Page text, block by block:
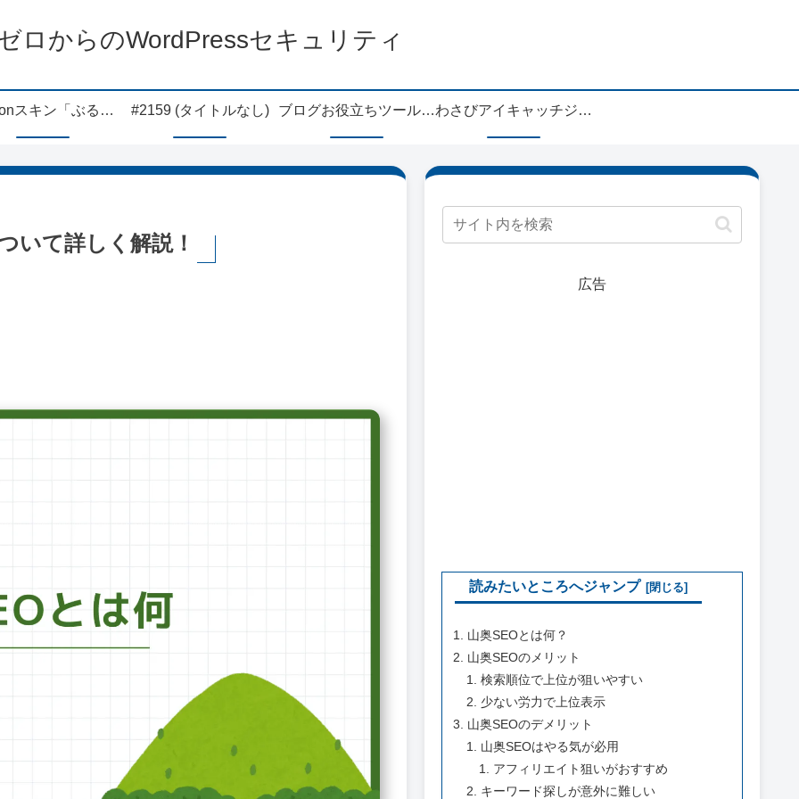
ロからのWordPressセキュリティ
Cocoonスキン「ぶるちょ」 #2159 (タイトルなし) ブログお役立ちツールーわしゃび わさびアイキャッチジェネレーターアップデート情報
いて詳しく解説！
広告
読みたいところへジャンプ
山奥SEOとは何？
山奥SEOのメリット
検索順位で上位が狙いやすい
少ない労力で上位表示
山奥SEOのデメリット
山奥SEOはやる気が必用
アフィリエイト狙いがおすすめ
キーワード探しが意外に難しい